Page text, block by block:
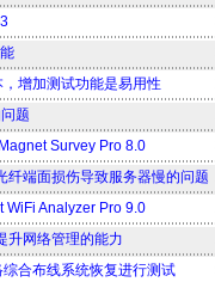
增加测试功能是易用性
题
Survey Pro 8.0
纤端面损伤导致服务器慢的问题
WiFi Analyzer Pro 9.0
升网络管理的能力
合布线系统恢复进行测试